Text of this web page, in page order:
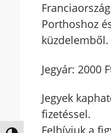
Porthoshoz
küzdelemből.
Jegyár: 2000
Jegyek
fizetéssel.